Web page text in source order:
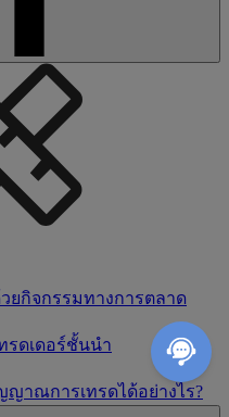
ยกิจกรรมทางการตลาด
รดเดอร์ชั้นนำ
ญาณการเทรดได้อย่างไร?